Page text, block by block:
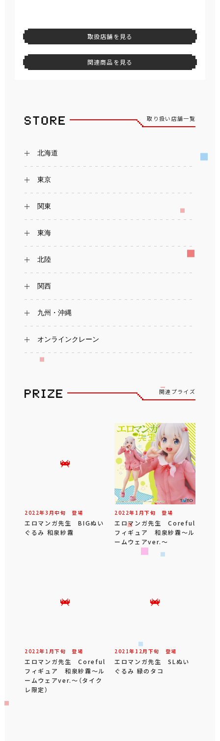
取扱店舗を見る
関連商品を見る
取り扱い店舗一覧
北海道
東京
関東
東海
北陸
関西
九州・沖縄
オンラインクレーン
関連プライズ
2022年3 月中旬 登場
エロマンガ先生 BIGぬい
ぐるみ 和泉紗霧
2022年 1 月下旬 登場
エロマンガ先生 Coreful
フィギュア 和泉紗霧～ル
ームウェアver.～
2022年 1 月下旬 登場
エロマンガ先生 Coreful
フィギュア 和泉紗霧～ル
ームウェアver.～（タイク
レ限定）
2021年 12 月 下旬 登場
エロマンガ先生 SLぬい
ぐるみ 緑のタコ